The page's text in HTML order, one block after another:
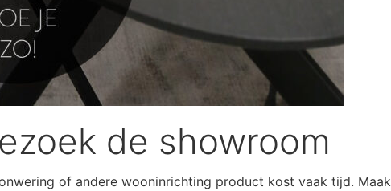
de showroom
of andere wooninrichting product kost vaak tijd.